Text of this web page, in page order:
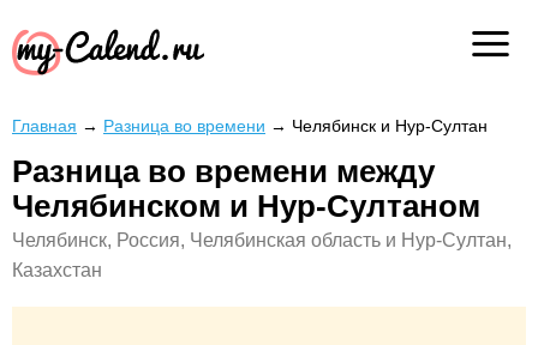
Главная → Разница во времени → Челябинск и Нур-Султан
Разница во времени между
Челябинском и Нур-Султаном
Челябинск, Россия, Челябинская область и Нур-Султан,
Казахстан